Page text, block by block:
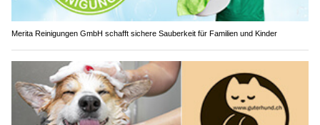
Merita Reinigungen GmbH schafft sichere Sauberkeit für Familien und Kinder